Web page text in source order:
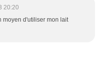
20:20
moyen d'utiliser mon lait